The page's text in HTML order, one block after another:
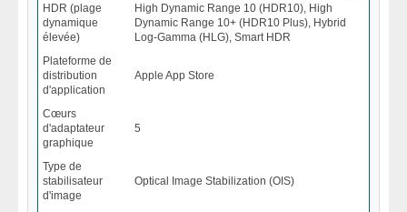
HDR (plage
dynamique
élevée)
High Dynamic Range 10 (HDR10), High
Dynamic Range 10+ (HDR10 Plus), Hybrid
Log-Gamma (HLG), Smart HDR
Plateforme de
distribution
d'application
Apple App Store
Cœurs
d'adaptateur
graphique
5
Type de
stabilisateur
d'image
Optical Image Stabilization (OIS)